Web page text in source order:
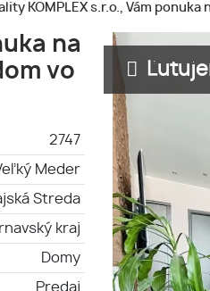
KOMPLEX s.r.o., Vám
na
vo
2747
Meder
Streda
kraj
Domy
Predaj